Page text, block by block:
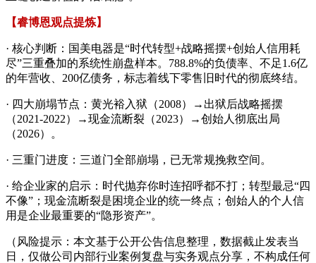
【睿博恩观点提炼】
· 核心判断：国美电器是“时代转型+战略摇摆+创始人信用耗
尽”三重叠加的系统性崩盘样本。788.8%的负债率、不足1.6亿
的年营收、200亿债务，标志着线下零售旧时代的彻底终结。
· 四大崩塌节点：黄光裕入狱（2008）→出狱后战略摇摆
（2021-2022）→现金流断裂（2023）→创始人彻底出局
（2026）。
· 三重门进度：三道门全部崩塌，已无常规挽救空间。
· 给企业家的启示：时代抛弃你时连招呼都不打；转型最忌“四
不像”；现金流断裂是困境企业的统一终点；创始人的个人信
用是企业最重要的“隐形资产”。
（风险提示：本文基于公开公告信息整理，数据截止发表当
日，仅做公司内部行业案例复盘与实务观点分享，不构成任何